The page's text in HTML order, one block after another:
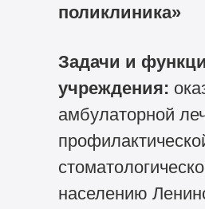
поликлиника»
Задачи и
учреждения:
амбулаторной
населению